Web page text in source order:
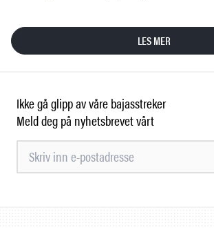
LES MER
Ikke gå glipp av våre bajasstreker
Meld deg på nyhetsbrevet vårt